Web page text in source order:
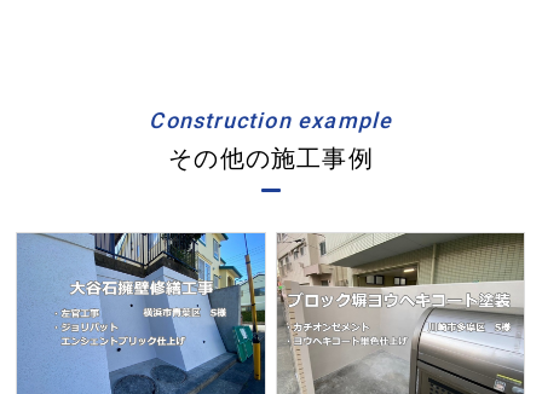
Construction example
その他の施工事例